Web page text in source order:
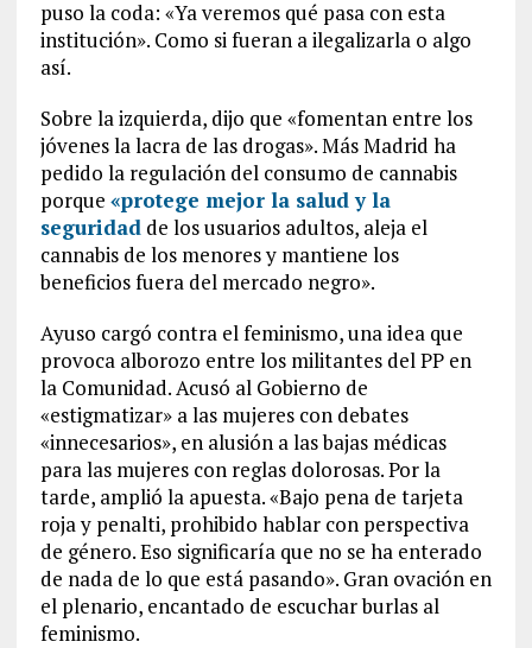
puso la coda: «Ya veremos qué pasa con esta
institución». Como si fueran a ilegalizarla o algo
así.
Sobre la izquierda, dijo que «fomentan entre los
jóvenes la lacra de las drogas». Más Madrid ha
pedido la regulación del consumo de cannabis
porque «protege mejor la salud y la
seguridadde los usuarios adultos, aleja el
cannabis de los menores y mantiene los
beneficios fuera del mercado negro».
Ayuso cargó contra el feminismo, una idea que
provoca alborozo entre los militantes del PP en
la Comunidad. Acusó al Gobierno de
«estigmatizar» a las mujeres con debates
«innecesarios», en alusión a las bajas médicas
para las mujeres con reglas dolorosas. Por la
tarde, amplió la apuesta. «Bajo pena de tarjeta
roja y penalti, prohibido hablar con perspectiva
de género. Eso significaría que no se ha enterado
de nada de lo que está pasando». Gran ovación en
el plenario, encantado de escuchar burlas al
feminismo.